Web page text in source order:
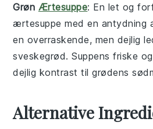
Grøn Ærtesuppe: En let og
ærtesuppe med en antydning
en overraskende, men dejlig
sveskegrød. Suppens friske
dejlig kontrast til grødens
Alternative